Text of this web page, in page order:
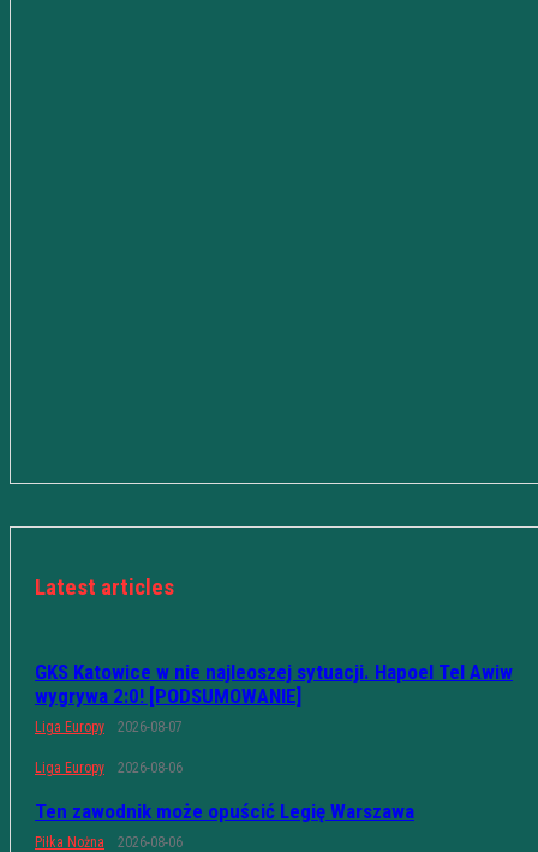
Latest articles
GKS Katowice w nie najleoszej sytuacji. Hapoel Tel Awiw
wygrywa 2:0! [PODSUMOWANIE]
Liga Europy 2026-08-07
Liga Europy 2026-08-06
Ten zawodnik może opuścić Legię Warszawa
Piłka Nożna 2026-08-06